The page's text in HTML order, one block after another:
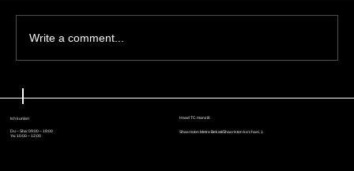
Haker hibsga olinişi Microsoft
foydalanuvçilarni Windows qurilma IDsi orqali
kuzatişi mumkinligini körsatdi
Write a comment...
Ish kunlari
Du – Sha: 09:00 – 19:00
Ya: 10:00 – 12:00
Haad TC manzili:
Shaxriston Metro Bekati/Shaxriston ko'chasi, 1